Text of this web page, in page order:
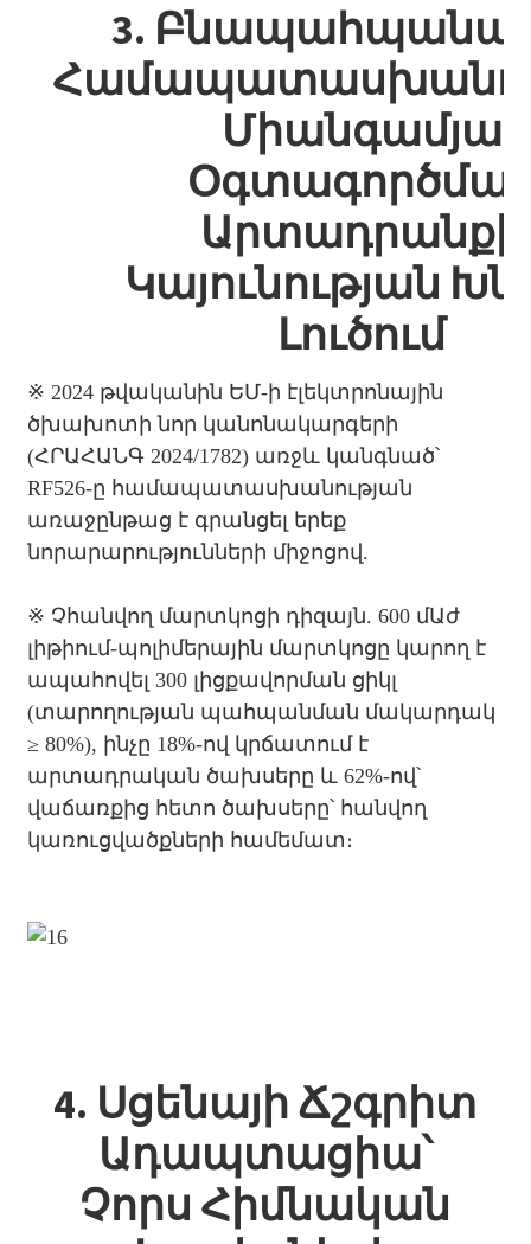
3.
Միանգամյա
Արտադրանքի
Կայունության
Լուծում
※ 2024 թվականին ԵՄ-ի էլեկտրոնային
ծխախոտի նոր կանոնակարգերի
(ՀՐԱՀԱՆԳ 2024/1782) առջև կանգնած՝
RF526-ը համապատասխանության
առաջընթաց է գրանցել երեք
նորարարությունների միջոցով.
※ Չհանվող մարտկոցի դիզայն. 600 մԱժ
լիթիում-պոլիմերային մարտկոցը կարող է
ապահովել 300 լիցքավորման ցիկլ
(տարողության պահպանման մակարդակ
≥ 80%), ինչը 18%-ով կրճատում է
արտադրական ծախսերը և 62%-ով՝
վաճառքից հետո ծախսերը՝ հանվող
կառուցվածքների համեմատ։
4. Սցենայի Ճշգրիտ
Ադապտացիա՝
Չորս Հիմնական